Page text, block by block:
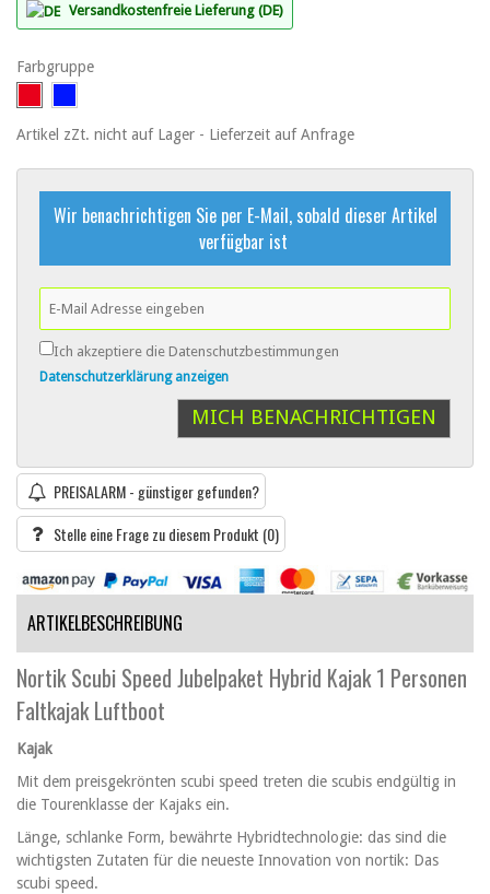
Versandkostenfreie Lieferung (DE)
Farbgruppe
Artikel zZt. nicht auf Lager - Lieferzeit auf Anfrage
Wir benachrichtigen Sie per E-Mail, sobald dieser Artikel
verfügbar ist
Ich akzeptiere die Datenschutzbestimmungen
Datenschutzerklärung anzeigen
MICH BENACHRICHTIGEN
PREISALARM - günstiger gefunden?
Stelle eine Frage zu diesem Produkt (0)
ARTIKELBESCHREIBUNG
Nortik Scubi Speed Jubelpaket Hybrid Kajak 1 Personen
Faltkajak Luftboot
Kajak
Mit dem preisgekrönten scubi speed treten die scubis endgültig in
die Tourenklasse der Kajaks ein.
Länge, schlanke Form, bewährte Hybridtechnologie: das sind die
wichtigsten Zutaten für die neueste Innovation von nortik: Das
scubi speed.